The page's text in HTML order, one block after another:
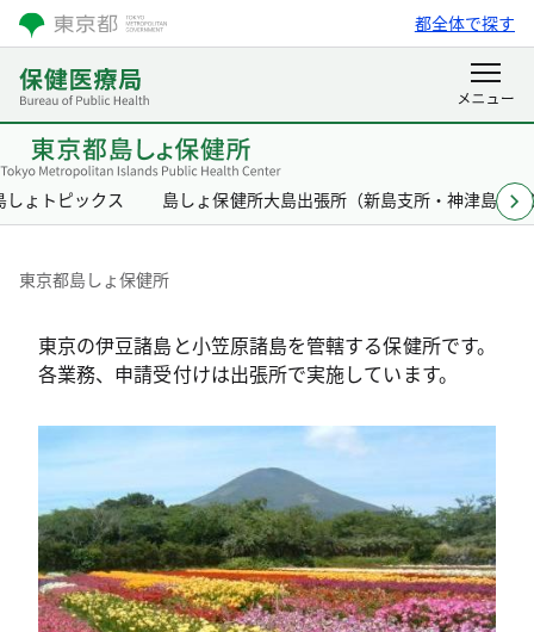
都全体で探す
しょトピックス 島しょ保健所大島出張所（新島支所・神津島支
東京都島しょ保健所
東京の伊豆諸島と小笠原諸島を管轄する保健所です。
各業務、申請受付けは出張所で実施しています。